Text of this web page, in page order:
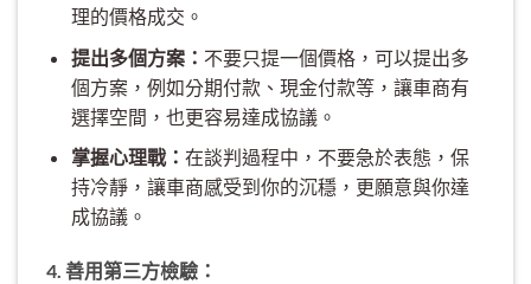
理的價格成交。
提出多個方案： 不要只提一個價格，可以提出多
個方案，例如分期付款、現金付款等，讓車商有
選擇空間，也更容易達成協議。
掌握心理戰： 在談判過程中，不要急於表態，保
持冷靜，讓車商感受到你的沉穩，更願意與你達
成協議。
4. 善用第三方檢驗：